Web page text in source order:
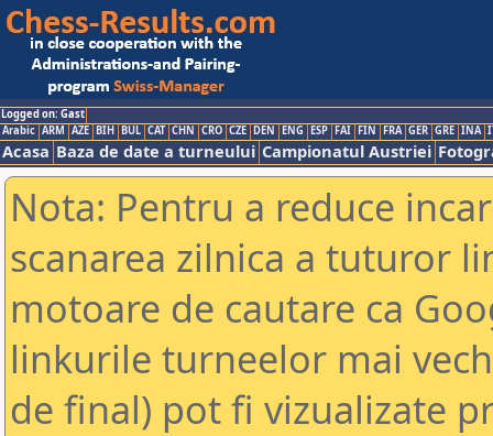
Logged on: Gast
Arabic ARM AZE BIH BUL CAT CHN CRO CZE DEN ENG ESP FAI FIN FRA GER GRE INA
Acasa Baza de date a turneului Campionatul Austriei
Nota: Pentru a reduce
scanarea zilnica a tuturor
motoare de cautare ca
linkurile turneelor mai
de final) pot fi vizualizate